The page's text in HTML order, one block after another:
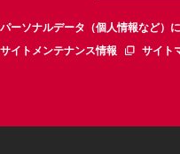
パーソナルデータ（個人情報など）
サイトメンテナンス情報
サイト